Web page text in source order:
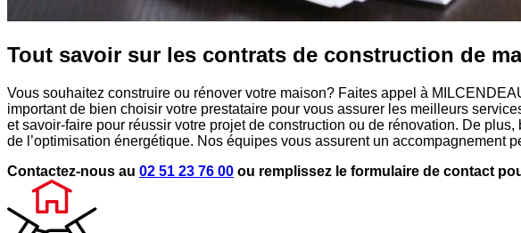
Tout savoir sur les contrats de construction de
Vous souhaitez construire ou rénover votre maison? Faites appel à
important de bien choisir votre prestataire pour vous assurer les meilleurs
et savoir-faire pour réussir votre projet de construction ou de rénovation. De
de l’optimisation énergétique. Nos équipes vous assurent un accompagnement
Contactez-nous au 02 51 23 76 00 ou remplissez le formulaire de contact